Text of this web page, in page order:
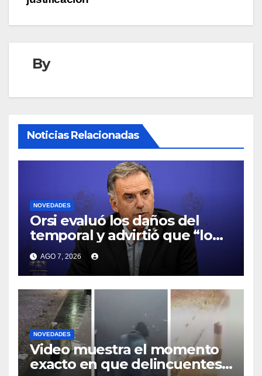
By
Noticias Relacionadas
NOVEDADES
Orsi evaluó los daños del
temporal y advirtió que “lo
complejo va a empezar a
partir de setiembre” por El
Niño
AGO 7, 2026
NOVEDADES
Video muestra el momento
exacto en que delincuentes